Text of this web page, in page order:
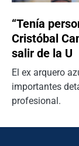
“Tenía
Cristóbal
salir de la U
El ex arquero
importantes
profesional.